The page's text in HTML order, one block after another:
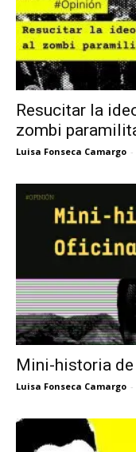
Resucitar la
zombi
Luisa Fonseca Camargo -
Mini-historia de
Luisa Fonseca Camargo -